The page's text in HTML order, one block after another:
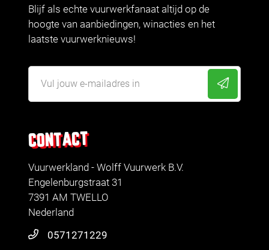
CONTACT
Vuurwerkland - Wolff Vuurwerk B.V.
Engelenburgstraat 31
7391 AM TWELLO
Nederland
0571271229
Blijf als echte vuurwerkfanaat altijd op de
hoogte van aanbiedingen, winacties en het
laatste vuurwerknieuws!